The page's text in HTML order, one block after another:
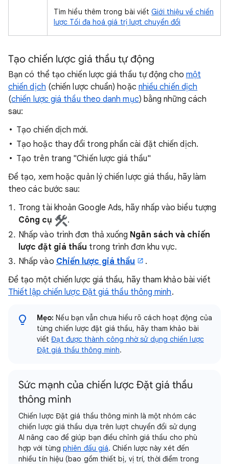
Tìm hiểu thêm trong bài viếtGiới thiệu về chiến
lược Tối đa hoá giá trị lượt chuyển đổi
Tạo chiến lược giá thầu tự động
Bạn có thể tạo chiến lược giá thầu tự động cho một
chiến dịch (chiến lược chuẩn) hoặc nhiều chiến dịch
(chiến lược giá thầu theo danh mục) bằng những cách
sau:
Tạo chiến dịch mới.
Tạo hoặc thay đổi trong phần cài đặt chiến dịch.
Tạo trên trang "Chiến lược giá thầu"
Để tạo, xem hoặc quản lý chiến lược giá thầu, hãy làm
theo các bước sau:
Trong tài khoản Google Ads, hãy nhấp vào biểu tượng
Công cụ
.
Nhấp vào trình đơn thả xuống Ngân sách và chiến
lược đặt giá thầu trong trình đơn khu vực.
Nhấp vào Chiến lược giá thầu
.
Để tạo một chiến lược giá thầu, hãy tham khảo bài viết
Thiết lập chiến lược Đặt giá thầu thông minh.
Mẹo: Nếu bạn vẫn chưa hiểu rõ cách hoạt động của
từng chiến lược đặt giá thầu, hãy tham khảo bài
viếtĐạt được thành công nhờ sử dụng chiến lược
Đặt giá thầu thông minh.
Sức mạnh của chiến lược Đặt giá thầu
thông minh
Chiến lược Đặt giá thầu thông minh là một nhóm các
chiến lược giá thầu dựa trên lượt chuyển đổi sử dụng
AI nâng cao để giúp bạn điều chỉnh giá thầu cho phù
hợp với từngphiên đấu giá. Chiến lược này xét đến
nhiều tín hiệu (bao gồm thiết bị, vị trí, thời điểm trong